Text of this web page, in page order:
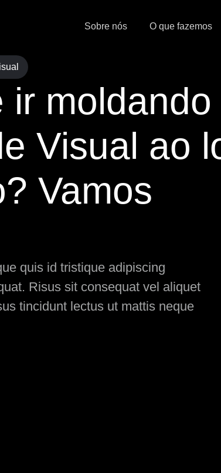
Sobre nós O que fazemos
ir moldando
Visual ao
Vamos
quis id tristique adipiscing
Risus sit consequat vel aliquet
tincidunt lectus ut mattis neque